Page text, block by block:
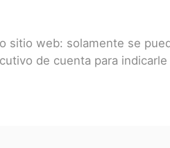
web: solamente se
de cuenta para